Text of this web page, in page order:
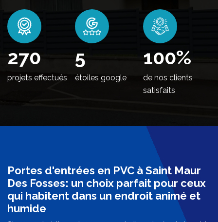
324
projets effectués
5
étoiles google
100%
de nos clients
satisfaits
Portes d'entrées en PVC à Saint Maur
Des Fosses: un choix parfait pour ceux
qui habitent dans un endroit animé et
humide